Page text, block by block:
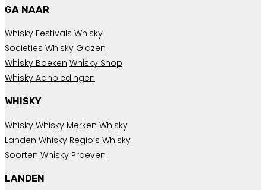
GA NAAR
Whisky Festivals Whisky
Societies Whisky Glazen
Whisky Boeken Whisky Shop
Whisky Aanbiedingen
WHISKY
Whisky Whisky Merken Whisky
Landen Whisky Regio’s Whisky
Soorten Whisky Proeven
LANDEN